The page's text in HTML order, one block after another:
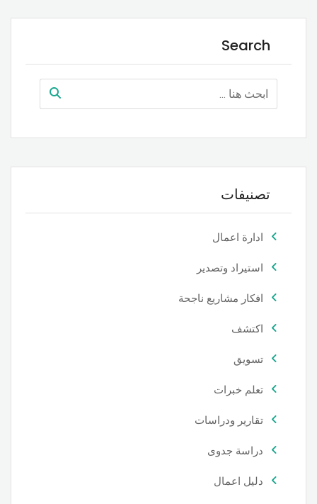
Search
تصنيفات
ادارة اعمال
استيراد وتصدير
افكار مشاريع ناجحة
اكتشف
تسويق
تعلم خبرات
تقارير ودراسات
دراسة جدوى
دليل اعمال